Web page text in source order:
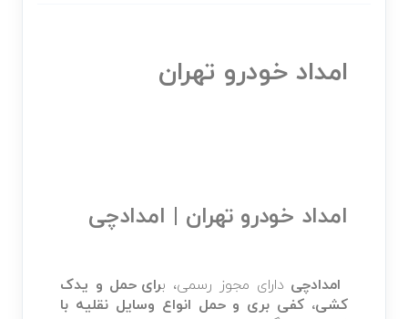
امداد خودرو تهران
امداد خودرو تهران | امدادچی
امدادچی دارای مجوز رسمی، برای حمل و یدک
کشی، کفی بری و حمل انواع وسایل نقلیه با